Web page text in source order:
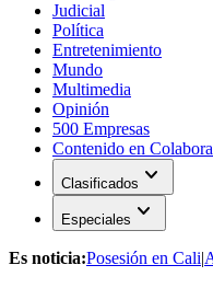
Judicial
Política
Entretenimiento
Mundo
Multimedia
Opinión
500 Empresas
Contenido en
Clasificados expand_more
Especiales expand_more
Es noticia:Posesión en Cali|